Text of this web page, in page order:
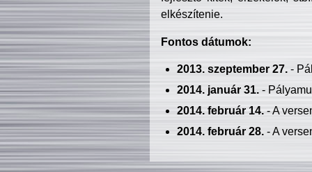
elkészítenie.
Fontos dátumok:
2013. szeptember 27.-
2014. január 31.-
2014. február 14.- A
2014. február 28.- A